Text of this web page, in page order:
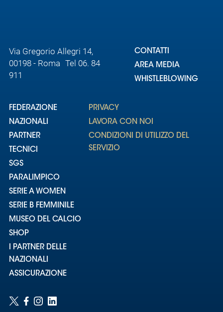
Via Gregorio Allegri 14,
00198 - Roma Tel 06. 84
911
CONTATTI
AREA MEDIA
WHISTLEBLOWING
FEDERAZIONE
NAZIONALI
PARTNER
TECNICI
SGS
PARALIMPICO
SERIE A WOMEN
SERIE B FEMMINILE
MUSEO DEL CALCIO
SHOP
I PARTNER DELLE
NAZIONALI
ASSICURAZIONE
PRIVACY
LAVORA CON NOI
CONDIZIONI DI UTILIZZO DEL
SERVIZIO